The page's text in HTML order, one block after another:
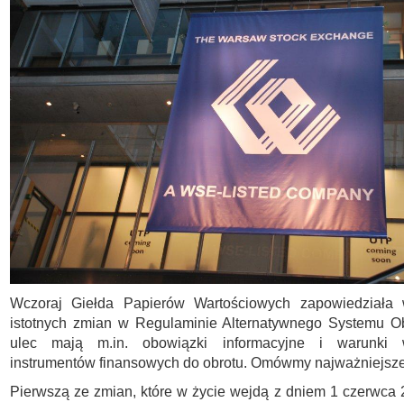
Wczoraj Giełda Papierów Wartościowych zapowiedziała
istotnych zmian w Regulaminie Alternatywnego Systemu
ulec mają m.in. obowiązki informacyjne i warunki
instrumentów finansowych do obrotu. Omówmy
Pierwszą ze zmian, które w życie wejdą z dniem 1 czerwca